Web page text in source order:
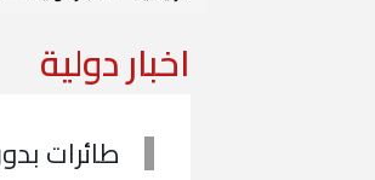
اخبار دولية
طائرات